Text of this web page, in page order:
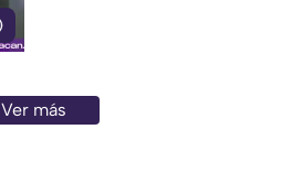
Ver más